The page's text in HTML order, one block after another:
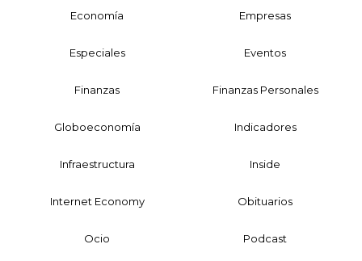
Economía Empresas
Especiales Eventos
Finanzas Finanzas Personales
Globoeconomía Indicadores
Infraestructura Inside
Internet Economy Obituarios
Ocio Podcast